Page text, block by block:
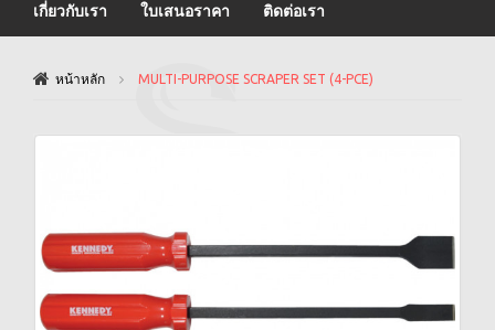
เกี่ยวกับเรา ใบเสนอราคา ติดต่อเรา
หน้าหลัก MULTI-PURPOSE SCRAPER SET (4-PCE)